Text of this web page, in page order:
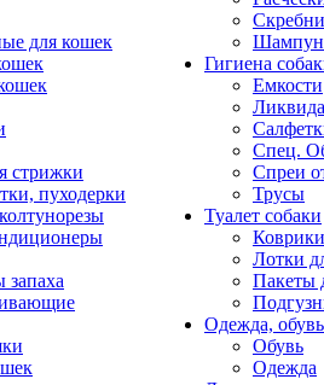
для кошек
стрижки
пуходерки
запаха
Гигиена
Емкости
Спец.
Спреи
Трусы
Туалет собаки
Коврики
Лотки
Пакеты
Одежда, обувь
Обувь
Одежда